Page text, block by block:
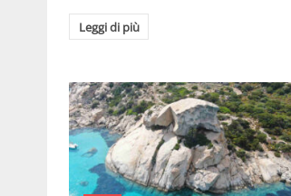
Leggi di più